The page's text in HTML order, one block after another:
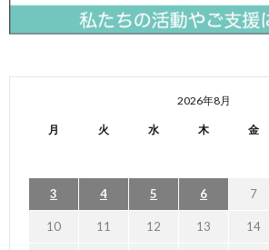
2026年8月
月 火 水 木 金
3 4 5 6 7
10 11 12 13 14